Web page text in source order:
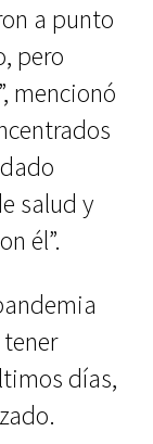
a punto
pero
mencionó
salud y
él”.
días,